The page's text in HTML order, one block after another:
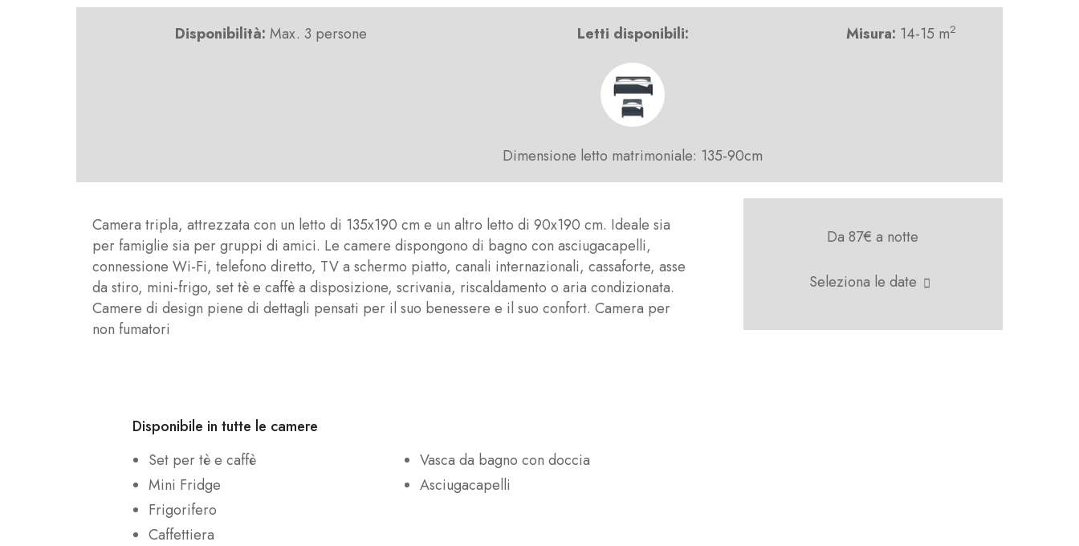
Disponibilità: Max. 3 persone Letti disponibili:
Dimensione letto matrimoniale: 135-90cm
Misura: 14-15 m2
Camera tripla, attrezzata con un letto di 135x190 cm e un altro letto di 90x190 cm. Ideale sia
per famiglie sia per gruppi di amici. Le camere dispongono di bagno con asciugacapelli,
connessione Wi-Fi, telefono diretto, TV a schermo piatto, canali internazionali, cassaforte, asse
da stiro, mini-frigo, set tè e caffè a disposizione, scrivania, riscaldamento o aria condizionata.
Camere di design piene di dettagli pensati per il suo benessere e il suo confort. Camera per
non fumatori
Da 87€ a notte
Seleziona le date
Disponibile in tutte le camere
Set per tè e caffè
Mini Fridge
Frigorifero
Caffettiera
Vasca da bagno con doccia
Asciugacapelli